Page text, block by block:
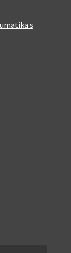
s